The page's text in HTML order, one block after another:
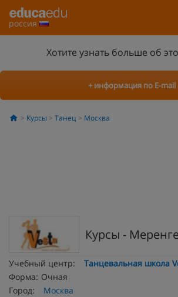
россия
Хотите узнать больше об
+ информация по E-mail
Курсы Танец Москва
Курсы - Меренге
Учебный центр:
Танцевальная школа
Форма: Очная
Город:
Москва